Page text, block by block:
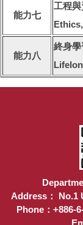
能力七
工程
能力八
終身
Address： No.1
Phone：+886-